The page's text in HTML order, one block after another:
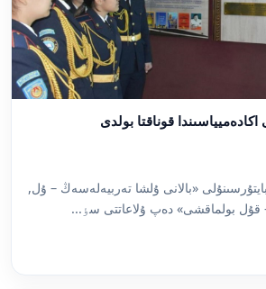
قوناقتا بولدى
«بالانى ۇلشا تەربيەلەسەڭ – ۇل,
قۇل بولماقشى» دەپ ۇلاعاتتى سٶ...